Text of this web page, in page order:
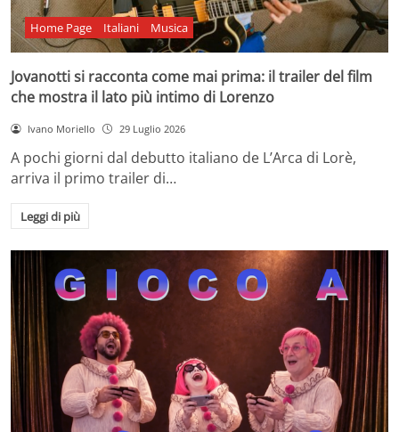
Home Page Italiani Musica
Jovanotti si racconta come mai prima: il trailer del film
che mostra il lato più intimo di Lorenzo
Ivano Moriello 29 Luglio 2026
A pochi giorni dal debutto italiano de L’Arca di Lorè,
arriva il primo trailer di…
Leggi di più